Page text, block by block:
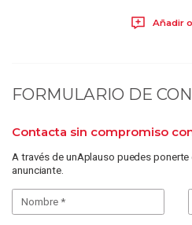
Añadir
FORMULARIO DE
Contacta sin compromiso
A través de unAplauso puedes
anunciante.